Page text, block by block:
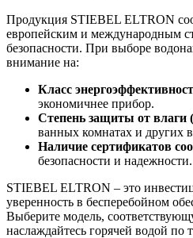
Продукция STIEBEL ELTRON
европейским и международным
безопасности. При выборе
внимание на:
Класс
экономичнее прибор.
Степень защиты от влаги
ванных комнатах и других
Наличие сертификатов
безопасности и надежности.
STIEBEL ELTRON – это
уверенность в бесперебойном
Выберите модель,
наслаждайтесь горячей водой по